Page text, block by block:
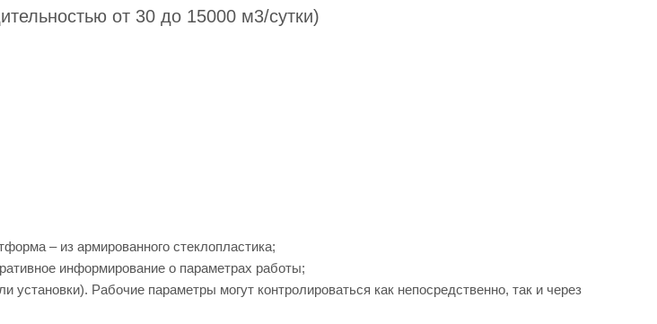
от 30 до 15000 м3/сутки)
– из армированного стеклопластика;
информирование о параметрах работы;
Рабочие параметры могут контролироваться как непосредственно, так и через